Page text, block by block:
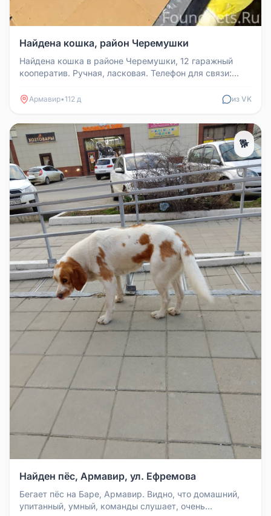
Найдена кошка, район Черемушки
Найдена кошка в районе Черемушки, 12 гаражный
кооператив. Ручная, ласковая. Телефон для связи:
Армавир•112 д из VK
🐕
Найден пёс, Армавир, ул. Ефремова
Бегает пёс на Баре, Армавир. Видно, что домашний,
упитанный, умный, команды слушает, очень